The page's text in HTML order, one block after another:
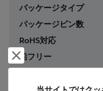
パッケージタイプ
パッケージピン数
RoHS対応
鉛フリー
却下して閉じる